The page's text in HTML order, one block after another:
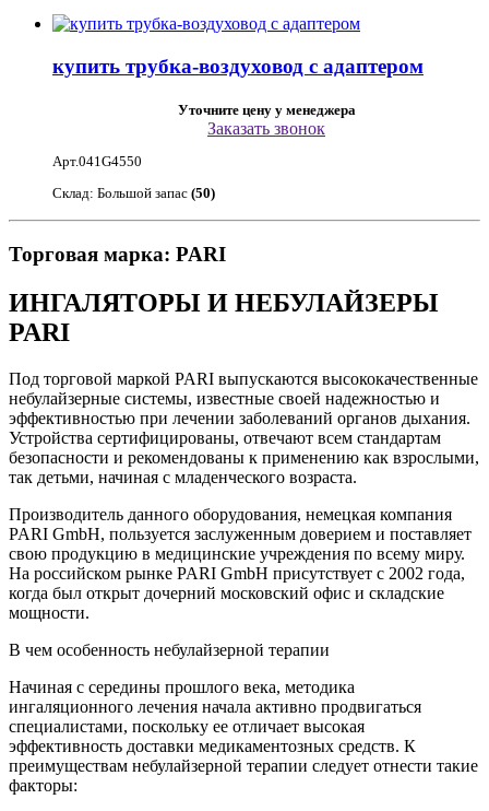
купить трубка-воздуховод с адаптером
Уточните цену у менеджера
Заказать звонок
Арт.041G4550
Склад: Большой запас (50)
Торговая марка: PARI
ИНГАЛЯТОРЫ И НЕБУЛАЙЗЕРЫ
PARI
Под торговой маркой PARI выпускаются высококачественные
небулайзерные системы, известные своей надежностью и
эффективностью при лечении заболеваний органов дыхания.
Устройства сертифицированы, отвечают всем стандартам
безопасности и рекомендованы к применению как взрослыми,
так детьми, начиная с младенческого возраста.
Производитель данного оборудования, немецкая компания
PARI GmbH, пользуется заслуженным доверием и поставляет
свою продукцию в медицинские учреждения по всему миру.
На российском рынке PARI GmbH присутствует с 2002 года,
когда был открыт дочерний московский офис и складские
мощности.
В чем особенность небулайзерной терапии
Начиная с середины прошлого века, методика
ингаляционного лечения начала активно продвигаться
специалистами, поскольку ее отличает высокая
эффективность доставки медикаментозных средств. К
преимуществам небулайзерной терапии следует отнести такие
факторы: